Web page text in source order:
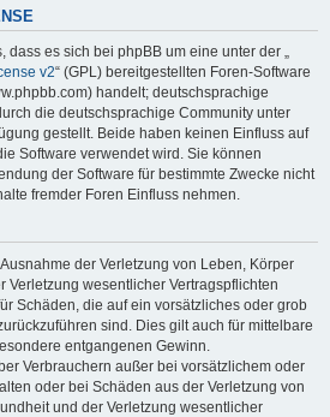
dass es sich bei phpBB um eine unter der „
v2“ (GPL) bereitgestellten Foren-Software
handelt; deutschsprachige
die deutschsprachige Community unter
gestellt. Beide haben keinen Einfluss auf
Software verwendet wird. Sie können
der Software für bestimmte Zwecke nicht
fremder Foren Einfluss nehmen.
der Verletzung von Leben, Körper
Verletzung wesentlicher Vertragspflichten
Schäden, die auf ein vorsätzliches oder grob
sind. Dies gilt auch für mittelbare
entgangenen Gewinn.
Verbrauchern außer bei vorsätzlichem oder
oder bei Schäden aus der Verletzung von
und der Verletzung wesentlicher